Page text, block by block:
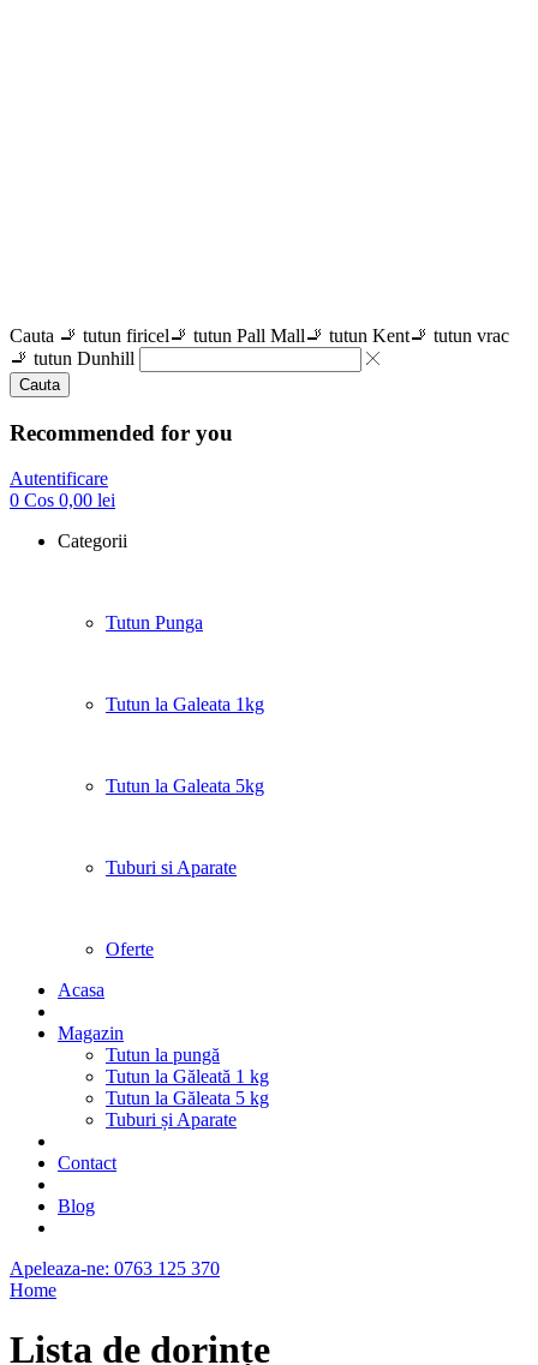
Cauta 🚬 tutun firicel🚬 tutun Pall Mall🚬 tutun Kent🚬 tutun vrac
🚬 tutun Dunhill
Cauta
Recommended for you
Autentificare
0 Cos 0,00 lei
Categorii
Tutun Punga
Tutun la Galeata 1kg
Tutun la Galeata 5kg
Tuburi si Aparate
Oferte
Acasa
Magazin
Tutun la pungă
Tutun la Găleată 1 kg
Tutun la Găleata 5 kg
Tuburi și Aparate
Contact
Blog
Apeleaza-ne: 0763 125 370
Home
Lista de dorințe